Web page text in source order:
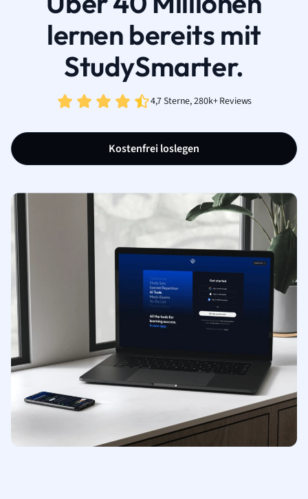
lernen bereits mit
StudySmarter.
4,7 Sterne, 280k+ Reviews
Kostenfrei loslegen